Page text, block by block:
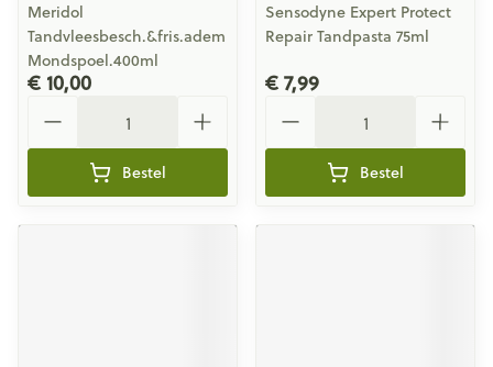
Meridol
Tandvleesbesch.&fris.adem
Mondspoel.400ml
€ 10,00
Bestel
Sensodyne Expert Protect
Repair Tandpasta 75ml
€ 7,99
Bestel